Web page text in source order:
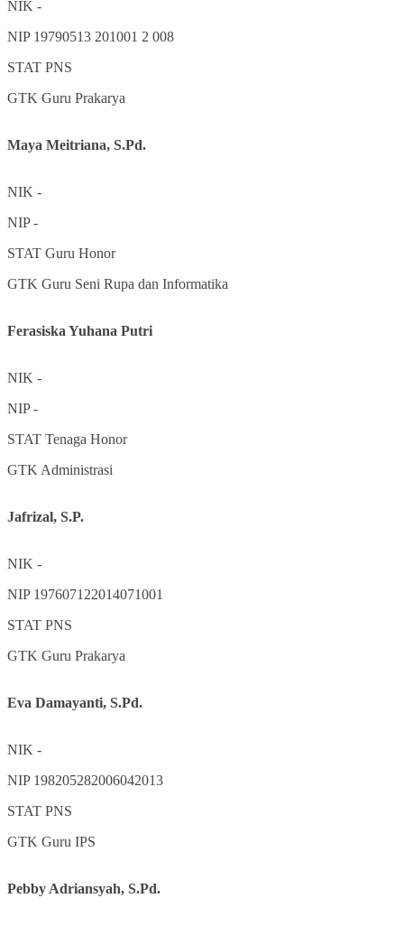
NIK -
NIP 19790513 201001 2 008
STAT PNS
GTK Guru Prakarya
Maya Meitriana, S.Pd.
NIK -
NIP-
STAT Guru Honor
GTK Guru Seni Rupa dan Informatika
Ferasiska Yuhana Putri
NIK -
NIP-
STAT Tenaga Honor
GTK Administrasi
Jafrizal, S.P.
NIK -
NIP 197607122014071001
STAT PNS
GTK Guru Prakarya
Eva Damayanti, S.Pd.
NIK -
NIP 198205282006042013
STAT PNS
GTK Guru IPS
Pebby Adriansyah, S.Pd.